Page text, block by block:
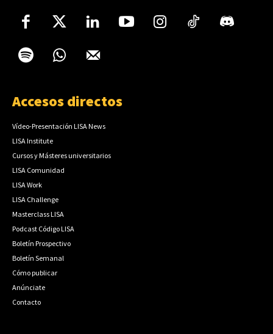
Accesos directos
Vídeo-Presentación LISA News
LISA Institute
Cursos y Másteres universitarios
LISA Comunidad
LISA Work
LISA Challenge
Masterclass LISA
Podcast Código LISA
Boletín Prospectivo
Boletín Semanal
Cómo publicar
Anúnciate
Contacto